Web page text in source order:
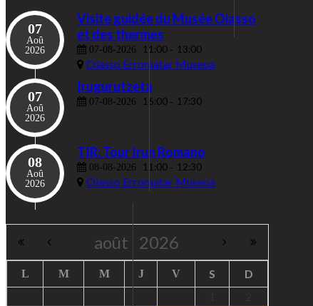
07
Aoû
2026
Visite guidée du Musée Oiasso
et des thermes
07-08-2026 11:00 - 13:00
Oiasso Erromatar Museoa
07
Aoû
2026
Irugurutzeta
07-08-2026 16:00 - 17:30
08
Aoû
2026
TIR: Tour Irun Romano
08-08-2026 11:00 - 12:30
Oiasso Erromatar Museoa
août 2026
L M M J V S
D